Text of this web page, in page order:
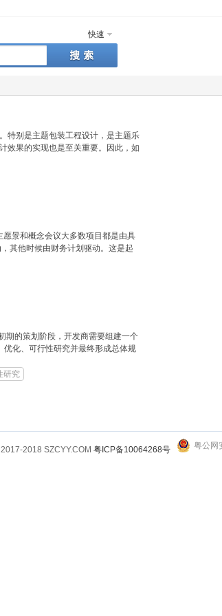
快速
特别是主题包装工程设计，是主题乐
效果的实现也是至关重要。因此，如
景和概念会议大多数项目都是由具
其他时候由财务计划驱动。这是起
期的策划阶段，开发商需要组建一个
化、可行性研究并最终形成总体规
研究
2018 SZCYY.COM 粤ICP备10064268号 粤公网